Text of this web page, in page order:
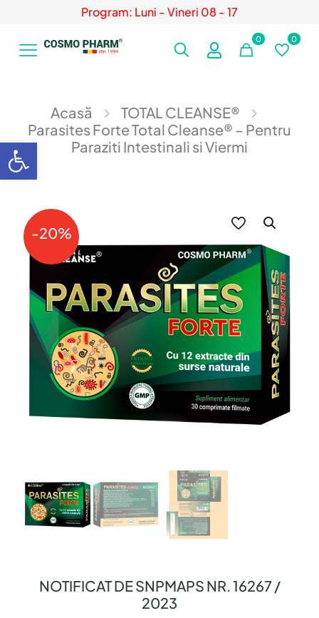
Program: Luni - Vineri 08 - 17
0 0
Acasă
TOTAL CLEANSE®
Parasites Forte Total Cleanse® – Pentru
Paraziti Intestinali si Viermi
-20%
NOTIFICAT DE SNPMAPS NR. 16267 /
2023
Deschide bara de unelte